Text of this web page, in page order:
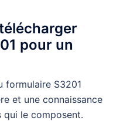
pour un
formulaire S3201
et une connaissance
qui le composent.